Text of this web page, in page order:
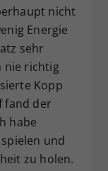
nicht
Energie
sehr
nie richtig
Kopp
fand der
habe
und
zu holen.